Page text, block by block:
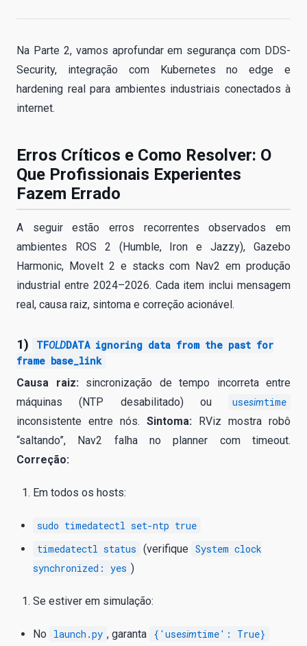
Na Parte 2, vamos aprofundar em segurança com DDS-
Security, integração com Kubernetes no edge e
hardening real para ambientes industriais conectados à
internet.
Erros Críticos e Como Resolver: O
Que Profissionais Experientes
Fazem Errado
A seguir estão erros recorrentes observados em
ambientes ROS 2 (Humble, Iron e Jazzy), Gazebo
Harmonic, MoveIt 2 e stacks com Nav2 em produção
industrial entre 2024–2026. Cada item inclui mensagem
real, causa raiz, sintoma e correção acionável.
1) TFOLDDATA ignoring data from the past for
frame base_link
Causa raiz:sincronização de tempo incorreta entre
máquinas (NTP desabilitado) ou
usesimtime
inconsistente entre nós. Sintoma: RViz mostra robô
“saltando”, Nav2 falha no planner com timeout.
Correção:
Em todos os hosts:
sudo timedatectl set-ntp true
timedatectl status (verifique System clock
synchronized: yes )
Se estiver em simulação:
No launch.py , garanta {'usesimtime': True}